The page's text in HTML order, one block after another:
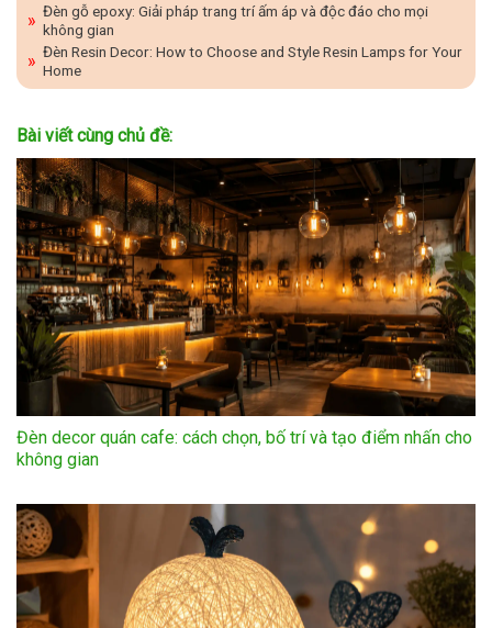
Đèn gỗ epoxy: Giải pháp trang trí ấm áp và độc đáo cho mọi
không gian
Đèn Resin Decor: How to Choose and Style Resin Lamps for Your
Home
Bài viết cùng chủ đề:
Đèn decor quán cafe: cách chọn, bố trí và tạo điểm nhấn cho
không gian